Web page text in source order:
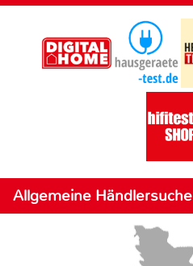
Allgemeine Händlersuche